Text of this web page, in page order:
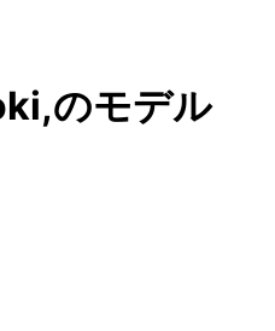
のモデル